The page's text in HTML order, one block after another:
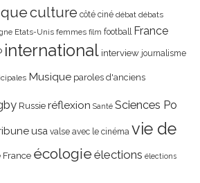
culture côté ciné débat débats
Etats-Unis femmes film football France
international interview journalisme
Musique paroles d'anciens
Russie réflexion Santé Sciences Po
usa valse avec le cinéma vie de
France écologie élections élections